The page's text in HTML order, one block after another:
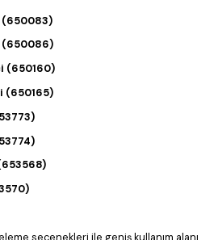
(650083)
(650086)
(650160)
(650165)
seçenekleri ile geniş kullanım alanı